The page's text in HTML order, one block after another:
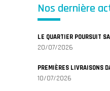
Nos dernière
LE QUARTIER POURSUIT
20/07/2026
PREMIÈRES LIVRAISONS
10/07/2026